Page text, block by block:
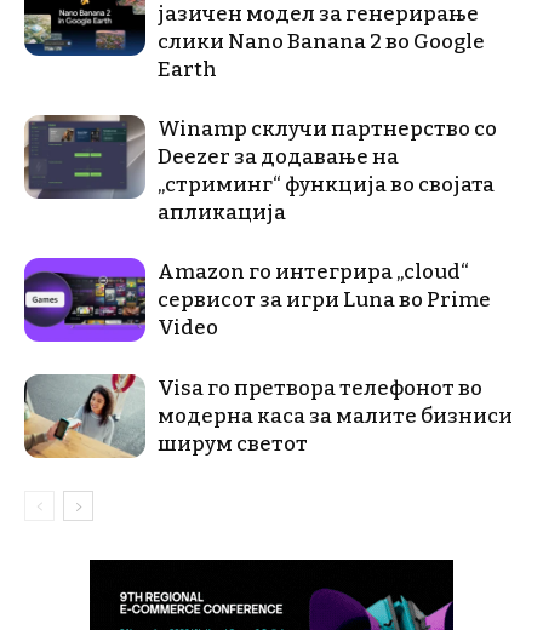
јазичен модел за генерирање
слики Nano Banana 2 во Google
Earth
Winamp склучи партнерство со
Deezer за додавање на
„стриминг“ функција во својата
апликација
Amazon го интегрира „cloud“
сервисот за игри Luna во Prime
Video
Visa го претвора телефонот во
модерна каса за малите бизниси
ширум светот